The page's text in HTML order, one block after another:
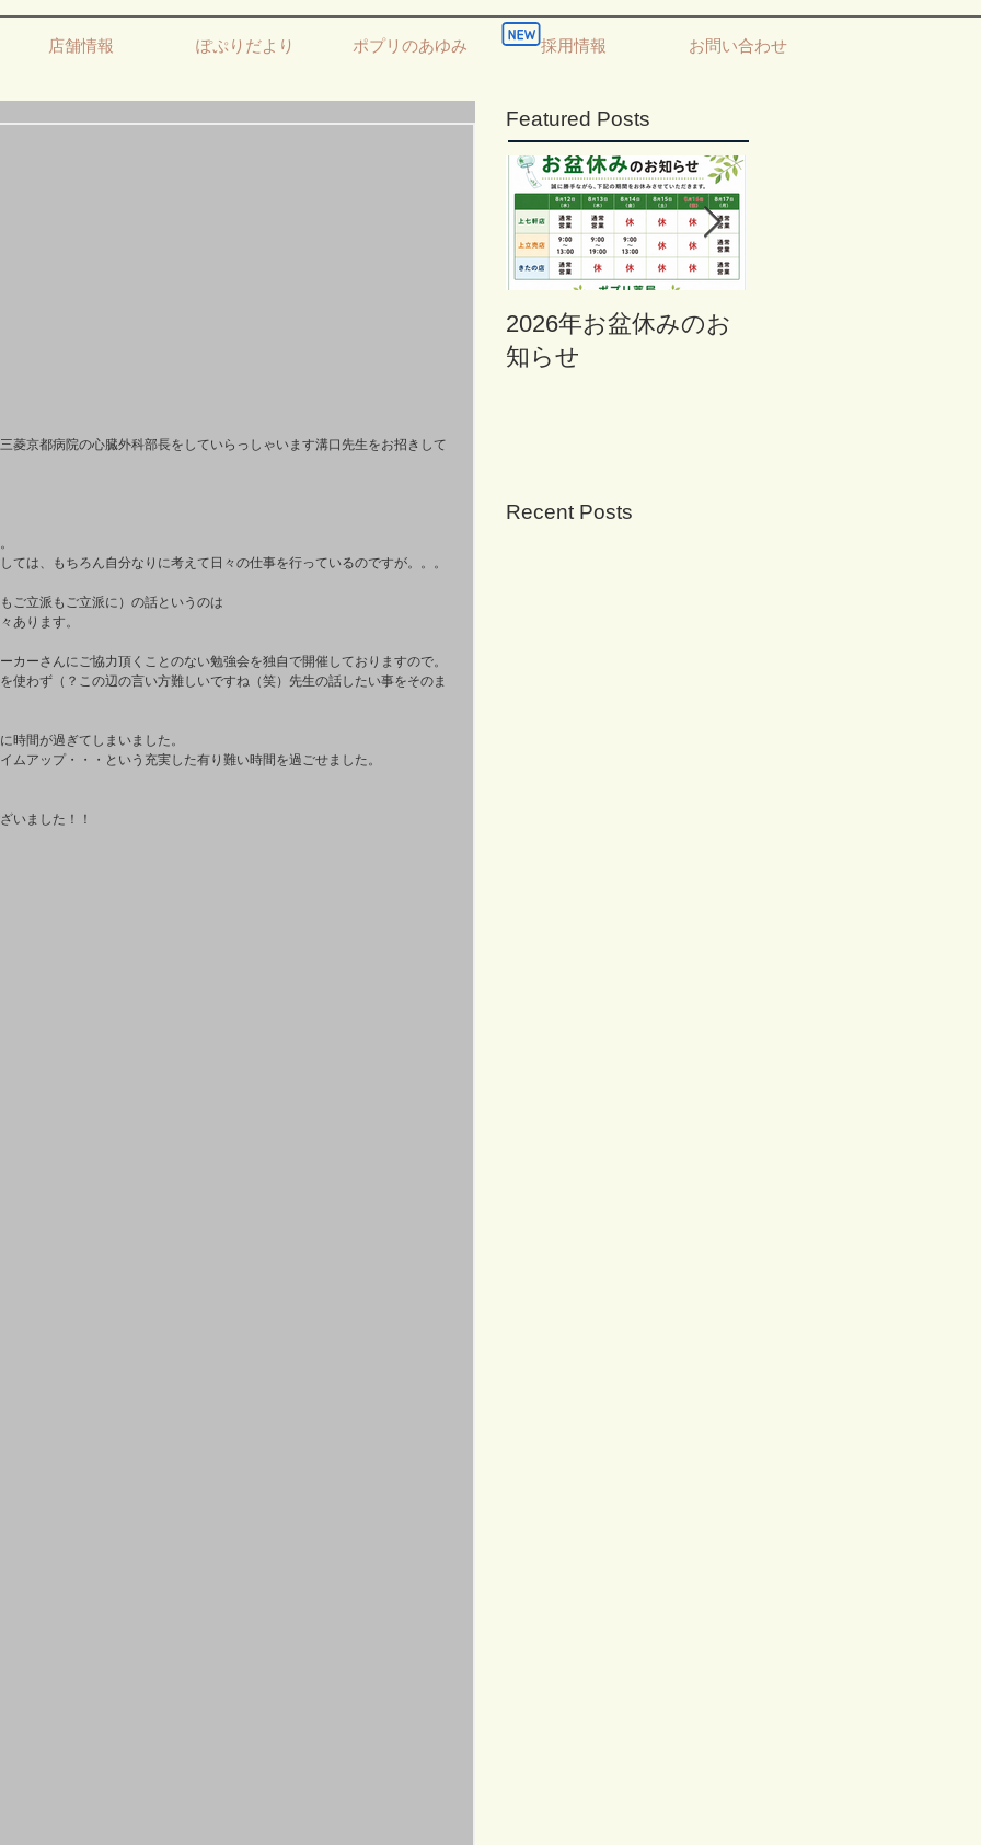
店舗情報 ぽぷりだより ポプリのあゆみ 採用情報 お問い合わせ
菱京都病院の心臓外科部長をしていらっしゃいます溝口先生をお招きして
ては、もちろん自分なりに考えて日々の仕事を行っているのですが。。。
ご立派もご立派に）の話というのは
あります。
カーさんにご協力頂くことのない勉強会を独自で開催しておりますので。
使わず（？この辺の言い方難しいですね（笑）先生の話したい事をそのま
時間が過ぎてしまいました。
ムアップ・・・という充実した有り難い時間を過ごせました。
いました！！
Featured Posts
2026年お盆休みのお
知らせ
Recent Posts